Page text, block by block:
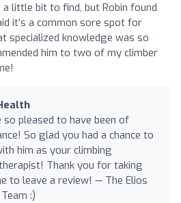
little bit to find, but Robin found
it’s a common sore spot for
specialized knowledge was so
him to two of my climber
so pleased to have been of
So glad you had a chance to
him as your climbing
Thank you for taking
to leave a review! — The Elios
:)